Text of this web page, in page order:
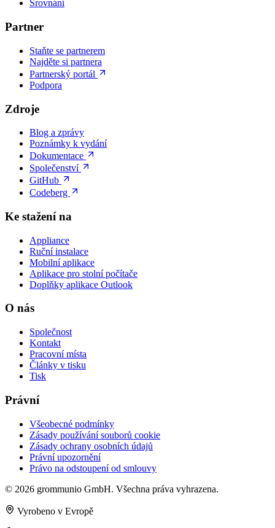
Srovnání
Partner
Staňte se partnerem
Najděte si partnera
Partnerský portál
Podpora
Zdroje
Blog a zprávy
Poznámky k vydání
Dokumentace
Společenství
GitHub
Codeberg
Ke stažení na
Appliance
Ruční instalace
Mobilní aplikace
Aplikace pro stolní počítače
Doplňky aplikace Outlook
O nás
Společnost
Kontakt
Pracovní místa
Články v tisku
Tisk
Právní
Všeobecné podmínky
Zásady používání souborů cookie
Zásady ochrany osobních údajů
Právní upozornění
Právo na odstoupení od smlouvy
© 2026 grommunio GmbH. Všechna práva vyhrazena.
Vyrobeno v Evropě